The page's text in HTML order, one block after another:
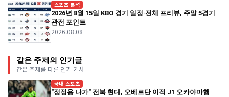
스포츠 분석
2026년 8월 15일 KBO 경기 일정·전체 프리뷰, 주말 5경기
관전 포인트
2026.08.08
같은 주제의 인기글
같은 주제를 다룬 인기 기사
국내 스포츠
"정정용 나가" 전북 현대, 오베르단 이적 J1 오카야마행